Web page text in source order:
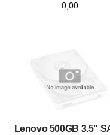
0,00
Lenovo 500GB 3.5"